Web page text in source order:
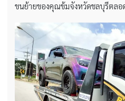
ขนย้ายของคุณข้มจังหวัดชลบุรีตลอ